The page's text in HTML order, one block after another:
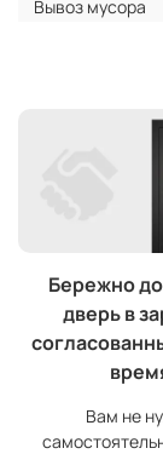
Вывоз мусора
Бережно
дверь в
Вам не